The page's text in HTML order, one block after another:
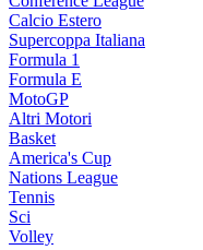
Calcio Estero
Supercoppa Italiana
Formula 1
Formula E
MotoGP
Altri Motori
Basket
America's Cup
Nations League
Tennis
Sci
Volley